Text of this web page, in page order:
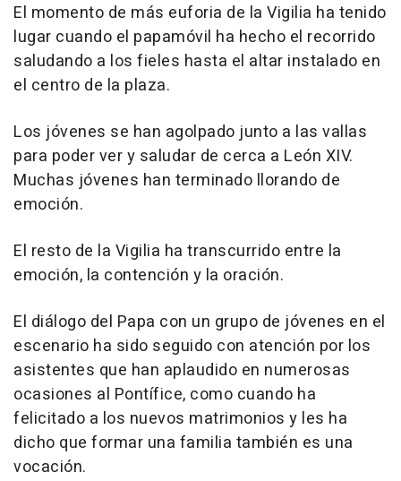
El momento de más euforia de la Vigilia ha tenido
lugar cuando el papamóvil ha hecho el recorrido
saludando a los fieles hasta el altar instalado en
el centro de la plaza.
Los jóvenes se han agolpado junto a las vallas
para poder ver y saludar de cerca a León XIV.
Muchas jóvenes han terminado llorando de
emoción.
El resto de la Vigilia ha transcurrido entre la
emoción, la contención y la oración.
El diálogo del Papa con un grupo de jóvenes en el
escenario ha sido seguido con atención por los
asistentes que han aplaudido en numerosas
ocasiones al Pontífice, como cuando ha
felicitado a los nuevos matrimonios y les ha
dicho que formar una familia también es una
vocación.